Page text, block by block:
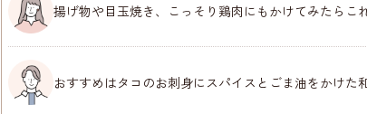
揚げ物や目玉焼き、こっそり鶏肉にもかけてみたらこ
おすすめはタコのお刺身にスパイスとごま油をかけ